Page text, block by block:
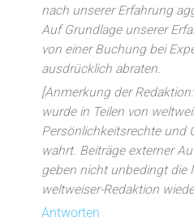
nach unserer Erfahrung
Auf Grundlage unserer
von einer Buchung bei
ausdrücklich abraten.
[Anmerkung der
wurde in Teilen von
Persönlichkeitsrechte und
wahrt. Beiträge externer
geben nicht unbedingt die
weltweiser-Redaktion
Antworten